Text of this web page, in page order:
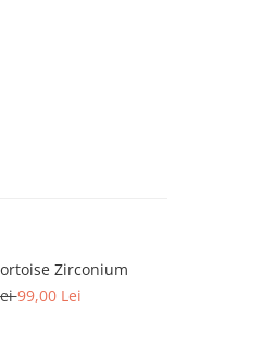
Zirconium
99,00 Lei